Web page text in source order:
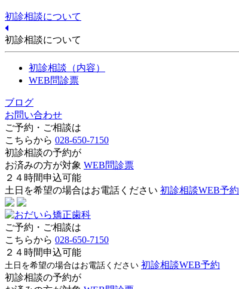
初診相談について
初診相談について
初診相談（内容）
WEB問診票
ブログ
お問い合わせ
ご予約・ご相談は
こちらから 028-650-7150
初診相談の予約が
お済みの方が対象 WEB問診票
２４時間申込可能
土日を希望の場合はお電話ください 初診相談WEB予約
ご予約・ご相談は
こちらから 028-650-7150
２４時間申込可能
土日を希望の場合はお電話ください 初診相談WEB予約
初診相談の予約が